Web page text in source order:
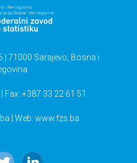
| 71000 Sarajevo, Bosna i
Fax: +387 33 22 61 51
| Web: www.fzs.ba